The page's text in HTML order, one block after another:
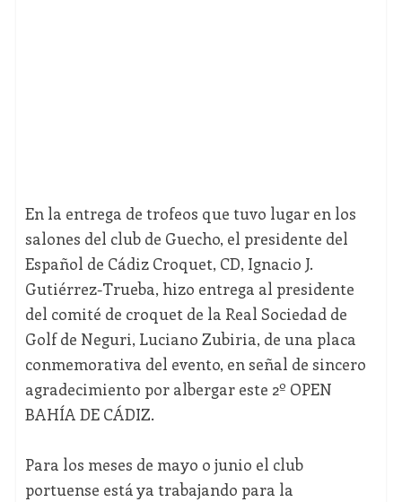
En la entrega de trofeos que tuvo lugar en los
salones del club de Guecho, el presidente del
Español de Cádiz Croquet, CD, Ignacio J.
Gutiérrez-Trueba, hizo entrega al presidente
del comité de croquet de la Real Sociedad de
Golf de Neguri, Luciano Zubiria, de una placa
conmemorativa del evento, en señal de sincero
agradecimiento por albergar este 2º OPEN
BAHÍA DE CÁDIZ.
Para los meses de mayo o junio el club
portuense está ya trabajando para la